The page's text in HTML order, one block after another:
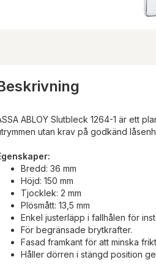
ABLOY Slutbleck 1264-1 är ett
utan krav på godkänd
Bredd: 36 mm
Höjd: 150 mm
Tjocklek: 2 mm
Plösmått: 13,5 mm
Enkel justerläpp i fallhålen för
För begränsade brytkrafter.
Fasad framkant för att minska
Håller dörren i stängd position